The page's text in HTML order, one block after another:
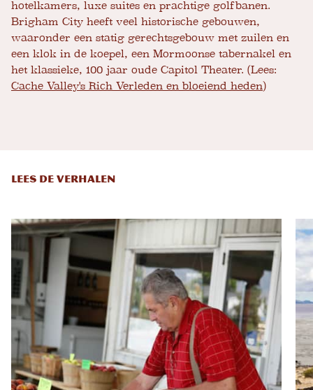
hotelkamers, luxe suites en prachtige golfbanen.
Brigham City heeft veel historische gebouwen,
waaronder een statig gerechtsgebouw met zuilen en
een klok in de koepel, een Mormoonse tabernakel en
het klassieke, 100 jaar oude Capitol Theater. (Lees:
Cache Valley's Rich Verleden en bloeiend heden)
LEES DE VERHALEN